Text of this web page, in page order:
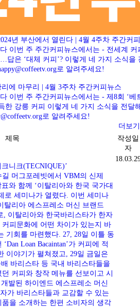
년 부산에서 열린다 | 4월 4주차 주간커
이번 주 주간커피뉴스에서는 - 전세계
…답은 ‘대체 커피’? 이렇게 네 가지 소식
로 알려주세요!
에 마무리 | 4월 3주차 주간커피뉴스
이번 주 주간커피뉴스에서는 - 제8회 ‘
한 강릉 커피 이렇게 네 가지 소식을 전
로 알려주세요!
더보기
제목
작성일
자
니크(TECNIQUE)’
머그포레빗에서 VBM의 신제
와 함께 ‘이탈리아와 한국 국가대
로 세미나가 열렸다. 이번 세미나
탈리아 에스프레소 머신 브랜드
, 이탈리아와 한국바리스타가 한자
피문화에 어떤 차이가 있는지 바
기회를 마련했다. 27, 28일 이틀 동
Loan Bacaintan’가 커피에 적
이야기가 펼쳐졌고, 29일 금일은
바리스타 등 국내 바리스타들을
커피와 창작 메뉴를 선보이고 시
발된 하이엔드 에스프레소 머신
가 바리스타들과 교감할 수 있는
을 소개하는 한편 소비자의 생각